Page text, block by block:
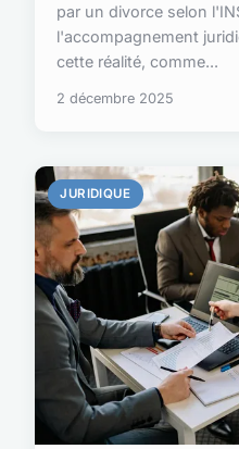
par un divorce selon
l'accompagnement
cette réalité, comme...
2 décembre 2025
JURIDIQUE